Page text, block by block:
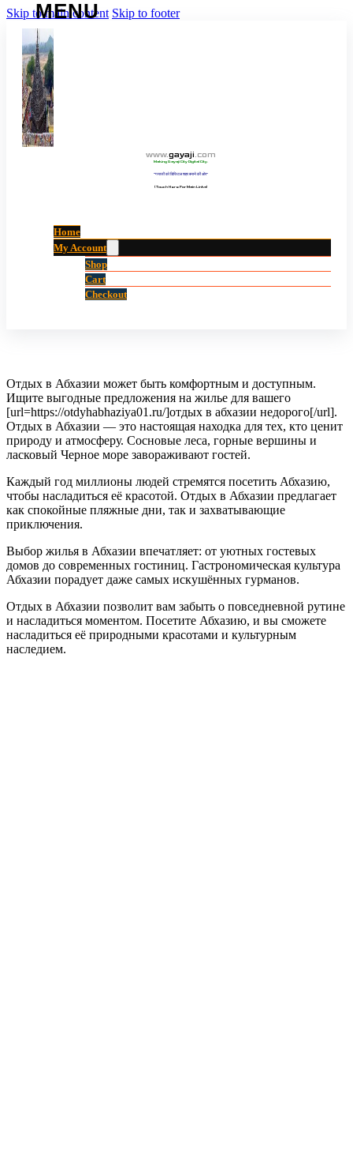
Skip to main content Skip to footer
www.gayaji.com
Making Gayaji City Digital City.
“गयाजी को डिजिटल शहर बनाने की ओर”
(Touch Here For Main Links)
Home
My Account
Shop
Cart
Checkout
Отдых в Абхазии может быть комфортным и доступным.
Ищите выгодные предложения на жилье для вашего
[url=https://otdyhabhaziya01.ru/]отдых в абхазии недорого[/url].
Отдых в Абхазии — это настоящая находка для тех, кто ценит
природу и атмосферу. Сосновые леса, горные вершины и
ласковый Черное море завораживают гостей.
Каждый год миллионы людей стремятся посетить Абхазию,
чтобы насладиться её красотой. Отдых в Абхазии предлагает
как спокойные пляжные дни, так и захватывающие
приключения.
Выбор жилья в Абхазии впечатляет: от уютных гостевых
домов до современных гостиниц. Гастрономическая культура
Абхазии порадует даже самых искушённых гурманов.
Отдых в Абхазии позволит вам забыть о повседневной рутине
и насладиться моментом. Посетите Абхазию, и вы сможете
насладиться её природными красотами и культурным
наследием.